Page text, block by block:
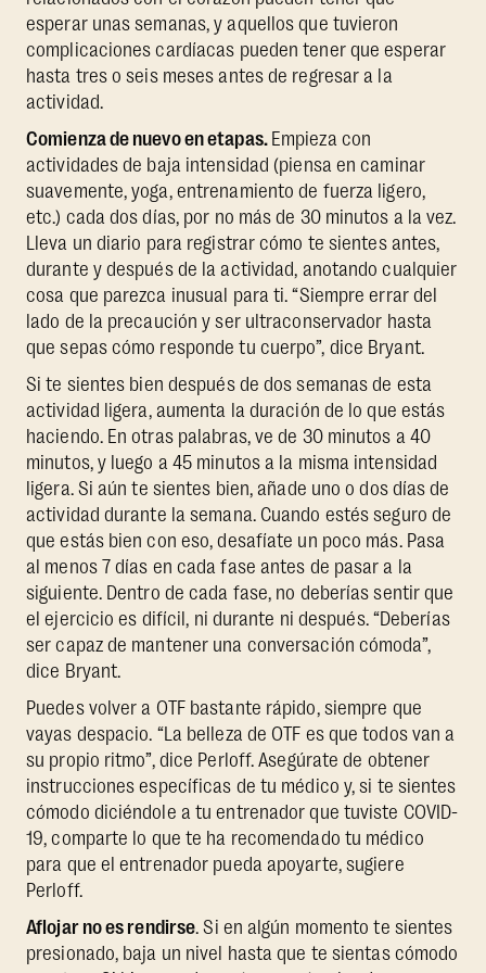
esperar unas semanas, y aquellos que tuvieron
complicaciones cardíacas pueden tener que esperar
hasta tres o seis meses antes de regresar a la
actividad.
Comienza de nuevo en etapas. Empieza con
actividades de baja intensidad (piensa en caminar
suavemente, yoga, entrenamiento de fuerza ligero,
etc.) cada dos días, por no más de 30 minutos a la vez.
Lleva un diario para registrar cómo te sientes antes,
durante y después de la actividad, anotando cualquier
cosa que parezca inusual para ti. “Siempre errar del
lado de la precaución y ser ultraconservador hasta
que sepas cómo responde tu cuerpo”, dice Bryant.
Si te sientes bien después de dos semanas de esta
actividad ligera, aumenta la duración de lo que estás
haciendo. En otras palabras, ve de 30 minutos a 40
minutos, y luego a 45 minutos a la misma intensidad
ligera. Si aún te sientes bien, añade uno o dos días de
actividad durante la semana. Cuando estés seguro de
que estás bien con eso, desafíate un poco más. Pasa
al menos 7 días en cada fase antes de pasar a la
siguiente. Dentro de cada fase, no deberías sentir que
el ejercicio es difícil, ni durante ni después. “Deberías
ser capaz de mantener una conversación cómoda”,
dice Bryant.
Puedes volver a OTF bastante rápido, siempre que
vayas despacio. “La belleza de OTF es que todos van a
su propio ritmo”, dice Perloff. Asegúrate de obtener
instrucciones específicas de tu médico y, si te sientes
cómodo diciéndole a tu entrenador que tuviste COVID-
19, comparte lo que te ha recomendado tu médico
para que el entrenador pueda apoyarte, sugiere
Perloff.
Aflojar no es rendirse. Si en algún momento te sientes
presionado, baja un nivel hasta que te sientas cómodo